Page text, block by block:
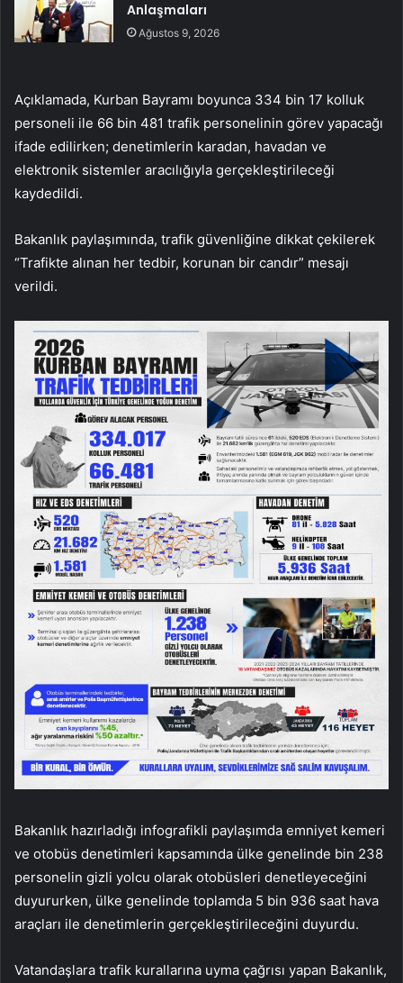
Anlaşmaları
Ağustos 9, 2026
Açıklamada, Kurban Bayramı boyunca 334 bin 17 kolluk
personeli ile 66 bin 481 trafik personelinin görev yapacağı
ifade edilirken; denetimlerin karadan, havadan ve
elektronik sistemler aracılığıyla gerçekleştirileceği
kaydedildi.
Bakanlık paylaşımında, trafik güvenliğine dikkat çekilerek
“Trafikte alınan her tedbir, korunan bir candır” mesajı
verildi.
Bakanlık hazırladığı infografikli paylaşımda emniyet kemeri
ve otobüs denetimleri kapsamında ülke genelinde bin 238
personelin gizli yolcu olarak otobüsleri denetleyeceğini
duyururken, ülke genelinde toplamda 5 bin 936 saat hava
araçları ile denetimlerin gerçekleştirileceğini duyurdu.
Vatandaşlara trafik kurallarına uyma çağrısı yapan Bakanlık,